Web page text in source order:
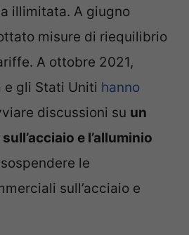
illimitata. A giugno
misure di riequilibrio
A ottobre 2021,
e gli Stati Uniti hanno
discussioni su un
e l’alluminio
le
sull’acciaio e